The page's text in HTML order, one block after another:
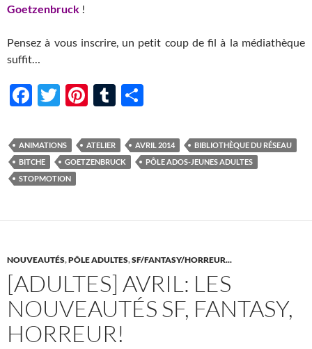
Goetzenbruck !
Pensez à vous inscrire, un petit coup de fil à la médiathèque
suffit…
F
e
b
o
k
T
itt
er
Pi
er
es
T
m
bl
ta
g
ANIMATIONS ATELIER AVRIL 2014
BIBLIOTHÈQUE DU RÉSEAU
BITCHE
GOETZENBRUCK
PÔLE ADOS-JEUNES ADULTES
STOPMOTION
NOUVEAUTÉS,PÔLE ADULTES,SF/FANTASY/HORREUR...
[ADULTES] AVRIL: LES
NOUVEAUTÉS SF, FANTASY,
HORREUR!